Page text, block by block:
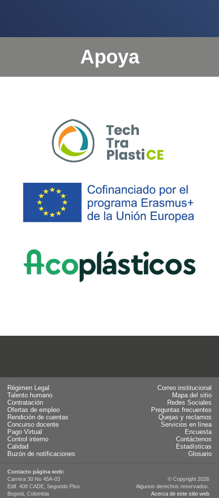
Apoya
Régimen Legal
Talento humano
Contratación
Ofertas de empleo
Rendición de cuentas
Concurso docente
Pago Virtual
Control interno
Calidad
Buzón de notificaciones
Correo institucional
Mapa del sitio
Redes Sociales
Preguntas frecuentes
Quejas y reclamos
Servicios en línea
Encuesta
Contáctenos
Estadísticas
Glosario
Contacto página web:
Carrera 30 No 45A-03
Edif. 408 CADE, Segundo Piso
Bogotá, Colombia
© Copyright 2026
Algunos derechos reservados.
Acerca de este sitio web